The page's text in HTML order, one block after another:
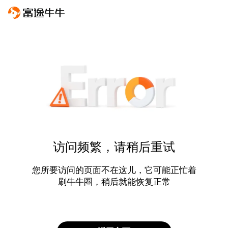
访问频繁，请稍后重试
您所要访问的页面不在这儿，它可能正忙着
刷牛牛圈，稍后就能恢复正常